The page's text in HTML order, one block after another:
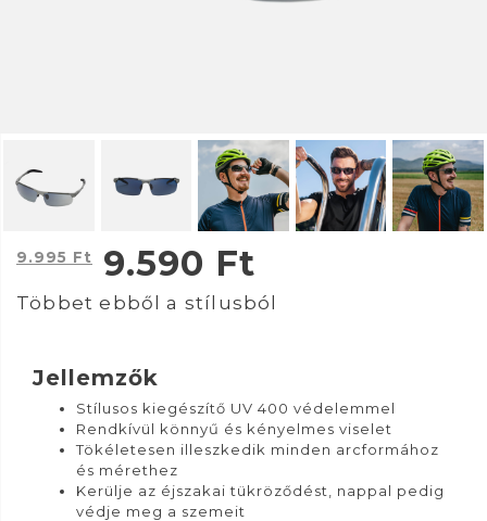
9.995 Ft 9.590 Ft
Többet ebből a stílusból
Jellemzők
Stílusos kiegészítő UV 400 védelemmel
Rendkívül könnyű és kényelmes viselet
Tökéletesen illeszkedik minden arcformához
és mérethez
Kerülje az éjszakai tükröződést, nappal pedig
védje meg a szemeit